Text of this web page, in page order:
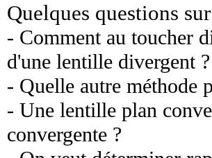
Quelques questions
- Comment au toucher
d'une lentille divergent ?
- Quelle autre méthode
- Une lentille plan
convergente ?